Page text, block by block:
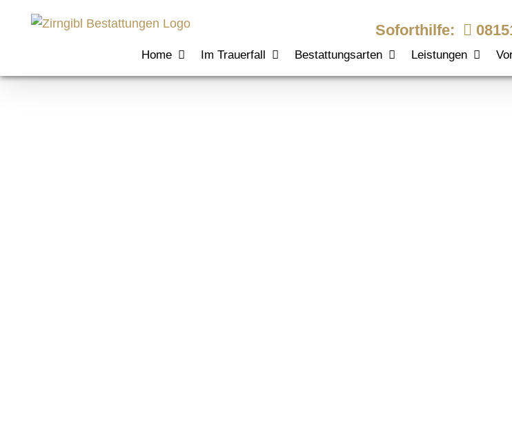
Soforthilfe:
Home Im Trauerfall Bestattungsarten Leistungen